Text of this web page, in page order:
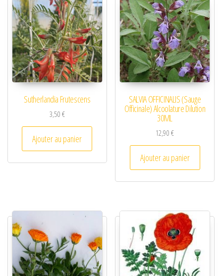
Sutherlandia Frutescens
3,50€
Ajouter au panier
SALVIA OFFICINALIS (Sauge
Officinale) Alcoolature Dilution
30ML
12,90€
Ajouter au panier